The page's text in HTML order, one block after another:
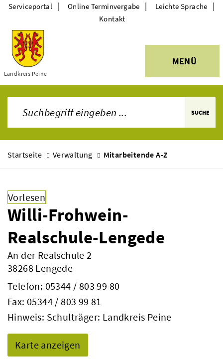
Themen
Landkreis Peine
MENÜ
Serviceportal | Online Terminvergabe | Leichte Sprache |
Kontakt
SUCHE
Startseite Verwaltung Mitarbeitende A-Z
Vorlesen
Willi-Frohwein-
Realschule-Lengede
An der Realschule 2
38268 Lengede
Telefon: 05344 / 803 99 80
Fax: 05344 / 803 99 81
Hinweis: Schulträger: Landkreis Peine
Karte anzeigen